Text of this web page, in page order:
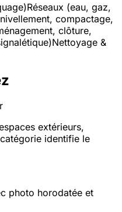
Réseaux (eau, gaz,
compactage,
clôture,
Nettoyage &
extérieurs,
identifie le
photo horodatée et